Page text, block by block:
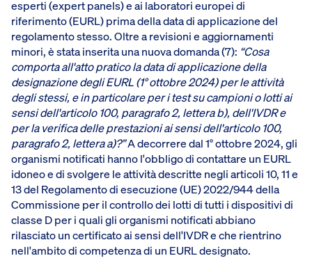
esperti (expert panels) e ai laboratori europei di
riferimento (EURL) prima della data di applicazione del
regolamento stesso. Oltre a revisioni e aggiornamenti
minori, è stata inserita una nuova domanda (7): “Cosa
comporta all'atto pratico la data di applicazione della
designazione degli EURL (1° ottobre 2024) per le attività
degli stessi, e in particolare per i test su campioni o lotti ai
sensi dell'articolo 100, paragrafo 2, lettera b), dell'IVDR e
per la verifica delle prestazioni ai sensi dell'articolo 100,
paragrafo 2, lettera a)?”A decorrere dal 1° ottobre 2024, gli
organismi notificati hanno l'obbligo di contattare un EURL
idoneo e di svolgere le attività descritte negli articoli 10, 11 e
13 del Regolamento di esecuzione (UE) 2022/944 della
Commissione per il controllo dei lotti di tutti i dispositivi di
classe D per i quali gli organismi notificati abbiano
rilasciato un certificato ai sensi dell'IVDR e che rientrino
nell'ambito di competenza di un EURL designato.